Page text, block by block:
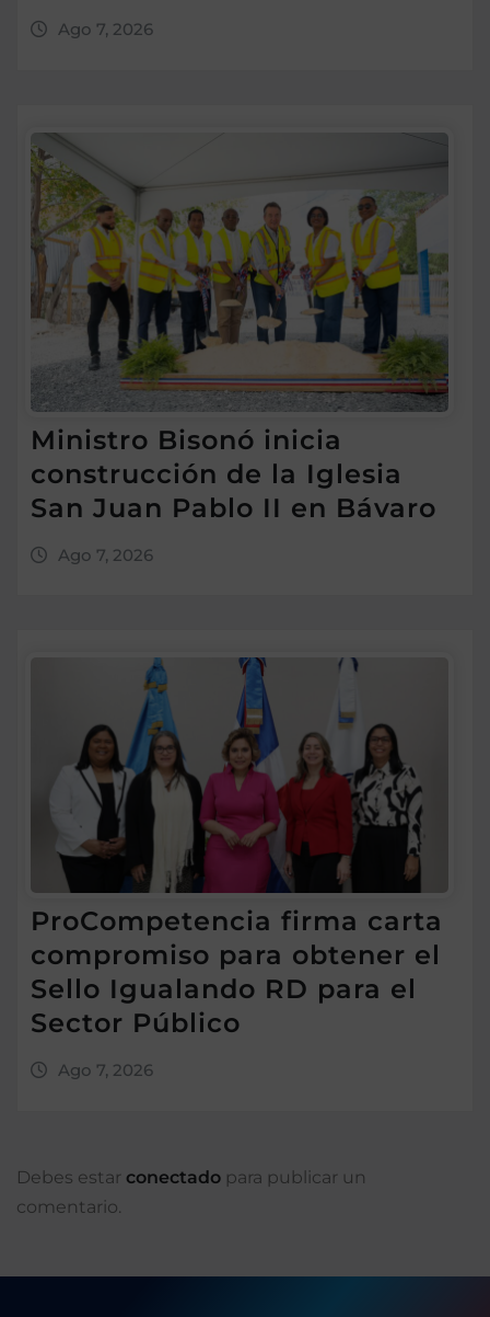
Ago 7, 2026
Ministro Bisonó inicia
construcción de la Iglesia
San Juan Pablo II en Bávaro
Ago 7, 2026
ProCompetencia firma carta
compromiso para obtener el
Sello Igualando RD para el
Sector Público
Ago 7, 2026
Debes estar conectado para publicar un
comentario.